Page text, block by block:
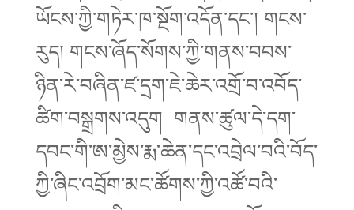
ཡོངས་ཀྱི་གཏེར་ཁ་སྔོག་འདོན་དང་། གངས་
རུད། གངས་ཞོད་སོགས་ཀྱི་གནས་བབས་
ཉིན་རེ་བཞིན་ཛ་དྲག་ཇེ་ཆེར་འགྲོ་བ་འབོད་
ཚིག་བསྒྲགས་འདུག གནས་ཚུལ་དེ་དག་
དབང་གི་ཨ་མྱེས་རྨ་ཆེན་དང་འབྲེལ་བའི་བོད་
ཀྱི་ཞིང་འབྲོག་མང་ཚོགས་ཀྱི་འཚོ་བའི་